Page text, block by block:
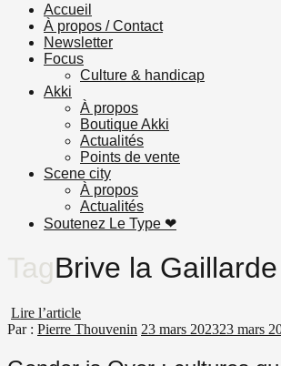
Accueil
À propos / Contact
Newsletter
Focus
Culture & handicap
Akki
À propos
Boutique Akki
Actualités
Points de vente
Scene city
À propos
Actualités
Soutenez Le Type ❤︎
TagBrive la Gaillarde
Lire l’article
Par : Pierre Thouvenin 23 mars 202323 mars